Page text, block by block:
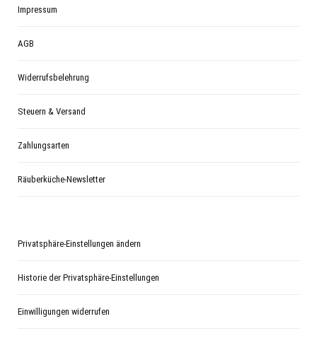
Impressum
AGB
Widerrufsbelehrung
Steuern & Versand
Zahlungsarten
Räuberküche-Newsletter
Privatsphäre-Einstellungen ändern
Historie der Privatsphäre-Einstellungen
Einwilligungen widerrufen